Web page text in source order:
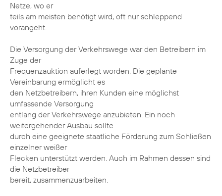
Netze, wo er
teils am meisten benötigt wird, oft nur schleppend
vorangeht.
Die Versorgung der Verkehrswege war den Betreibern im
Zuge der
Frequenzauktion auferlegt worden. Die geplante
Vereinbarung ermöglicht es
den Netzbetreibern, ihren Kunden eine möglichst
umfassende Versorgung
entlang der Verkehrswege anzubieten. Ein noch
weitergehender Ausbau sollte
durch eine geeignete staatliche Förderung zum Schließen
einzelner weißer
Flecken unterstützt werden. Auch im Rahmen dessen sind
die Netzbetreiber
bereit, zusammenzuarbeiten.